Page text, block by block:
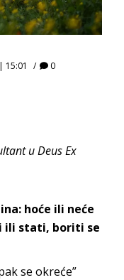
15:01 0
uDeus Ex
hoće ili neće
stati, boriti se
se okreće”